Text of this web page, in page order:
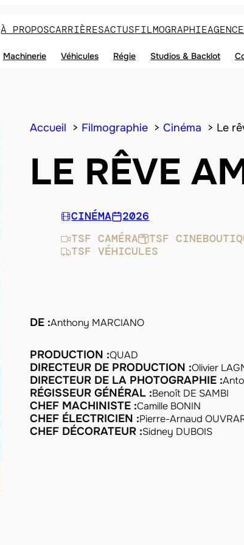
À PROPOSCARRIÈRESACTUSFILMOGRAPHIE
Machinerie Véhicules Régie Studios & Backlot
Accueil Filmographie Cinéma Le
LE RÊVE
CINÉMA
2026
TSF CAMÉRA
TSF
TSF VÉHICULES
DE :Anthony MARCIANO
PRODUCTION :QUAD
DIRECTEUR DE PRODUCTION :Olivier
DIRECTEUR DE LA PHOTOGRAPHIE :
RÉGISSEUR GÉNÉRAL :Benoît DE SAMBI
CHEF MACHINISTE :Camille BONIN
CHEF ÉLECTRICIEN :Pierre-Arnaud
CHEF DÉCORATEUR :Sidney DUBOIS